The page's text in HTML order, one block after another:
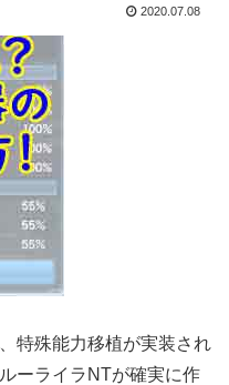
2020.07.08
特殊能力移植が実装され
ーライラNTが確実に作